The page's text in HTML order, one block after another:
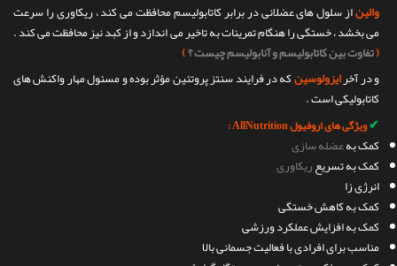
والیناز سلول های عضلانی در برابر کاتابولیسم محافظت می کند ، ریکاوری را سرعت
می بخشد ، خستگی را هنگام تمرینات به تاخیر می اندازد و از کبد نیز محافظت می کند .
(تفاوت بین کاتابولیسم و آنابولیسم چیست ؟)
و در آخرایزولوسینکه در فرایند سنتز پروتئین مؤثر بوده و مسئول مهار واکنش های
کاتابولیکی است .
✔ویژگی های اروفیول AllNutrition :
کمک بهعضله سازی
کمک به تسریعریکاوری
انرژی زا
کمک به کاهش خستگی
کمک به افزایش عملکرد ورزشی
مناسب برای افرادی با فعالیت جسمانی بالا